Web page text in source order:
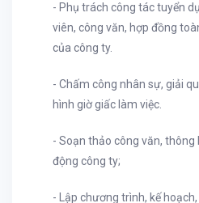
- Phụ trách công tác tuyển
viên, công văn, hợp đồng
của công ty.
- Chấm công nhân sự, giải
hình giờ giấc làm việc.
- Soạn thảo công văn,
động công ty;
- Lập chương trình, kế